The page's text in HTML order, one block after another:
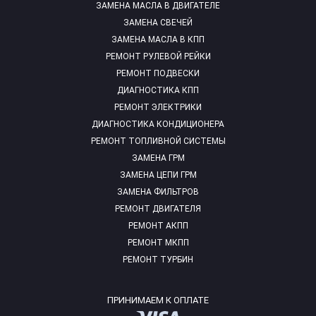
ЗАМЕНА МАСЛА В ДВИГАТЕЛЕ
ЗАМЕНА СВЕЧЕЙ
ЗАМЕНА МАСЛА В КПП
РЕМОНТ РУЛЕВОЙ РЕЙКИ
РЕМОНТ ПОДВЕСКИ
ДИАГНОСТИКА КПП
РЕМОНТ ЭЛЕКТРИКИ
ДИАГНОСТИКА КОНДИЦИОНЕРА
РЕМОНТ ТОПЛИВНОЙ СИСТЕМЫ
ЗАМЕНА ГРМ
ЗАМЕНА ЦЕПИ ГРМ
ЗАМЕНА ФИЛЬТРОВ
РЕМОНТ ДВИГАТЕЛЯ
РЕМОНТ АКПП
РЕМОНТ МКПП
РЕМОНТ ТУРБИН
ПРИНИМАЕМ К ОПЛАТЕ